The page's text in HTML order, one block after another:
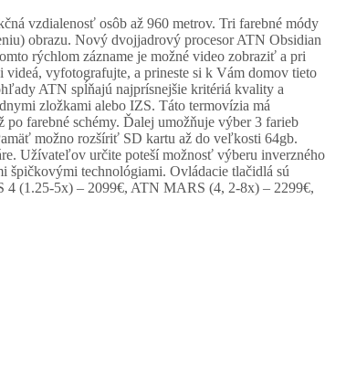
vzdialenosť osôb až 960 metrov. Tri farebné módy
obrazu. Nový dvojjadrový procesor ATN Obsidian
rýchlom zázname je možné video zobraziť a pri
videá, vyfotografujte, a prineste si k Vám domov tieto
ATN spĺňajú najprísnejšie kritériá kvality a
zložkami alebo IZS. Táto termovízia má
farebné schémy. Ďalej umožňuje výber 3 farieb
možno rozšíriť SD kartu až do veľkosti 64gb.
Užívateľov určite poteší možnosť výberu inverzného
špičkovými technológiami. Ovládacie tlačidlá sú
4 (1.25-5x) – 2099€, ATN MARS (4, 2-8x) – 2299€,